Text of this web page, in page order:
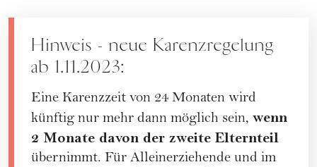
Hinweis - neue Karenzregelung
ab 1.11.2023:
Eine Karenzzeit von 24 Monaten wird
künftig nur mehr dann möglich sein, wenn
2 Monate davon der zweite Elternteil
übernimmt. Für Alleinerziehende und im